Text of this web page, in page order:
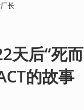
长
天后“死而
的故事